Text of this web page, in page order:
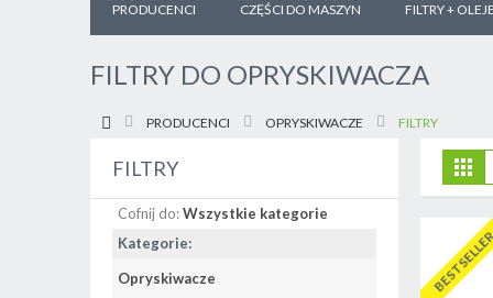
PRODUCENCI CZĘŚCI DO MASZYN FILTRY +
FILTRY DO OPRYSKIWACZA
PRODUCENCI OPRYSKIWACZE FILTRY
FILTRY
Cofnij do:Wszystkie kategorie
Kategorie:
Opryskiwacze